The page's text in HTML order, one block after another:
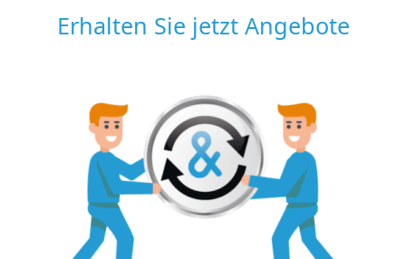
Erhalten Sie jetzt Angebote